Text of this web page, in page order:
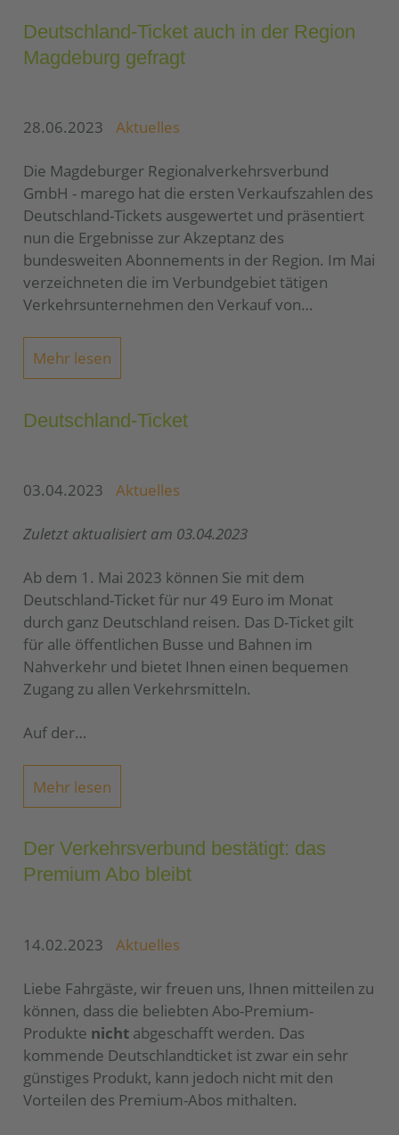
Deutschland-Ticket auch in der Region
Magdeburg gefragt
28.06.2023 Aktuelles
Die Magdeburger Regionalverkehrsverbund
GmbH - marego hat die ersten Verkaufszahlen des
Deutschland-Tickets ausgewertet und präsentiert
nun die Ergebnisse zur Akzeptanz des
bundesweiten Abonnements in der Region. Im Mai
verzeichneten die im Verbundgebiet tätigen
Verkehrsunternehmen den Verkauf von…
Mehr lesen
Deutschland-Ticket
03.04.2023 Aktuelles
Zuletzt aktualisiert am 03.04.2023
Ab dem 1. Mai 2023 können Sie mit dem
Deutschland-Ticket für nur 49 Euro im Monat
durch ganz Deutschland reisen. Das D-Ticket gilt
für alle öffentlichen Busse und Bahnen im
Nahverkehr und bietet Ihnen einen bequemen
Zugang zu allen Verkehrsmitteln.
Auf der…
Mehr lesen
Der Verkehrsverbund bestätigt: das
Premium Abo bleibt
14.02.2023 Aktuelles
Liebe Fahrgäste, wir freuen uns, Ihnen mitteilen zu
können, dass die beliebten Abo-Premium-
Produkte nicht abgeschafft werden. Das
kommende Deutschlandticket ist zwar ein sehr
günstiges Produkt, kann jedoch nicht mit den
Vorteilen des Premium-Abos mithalten.